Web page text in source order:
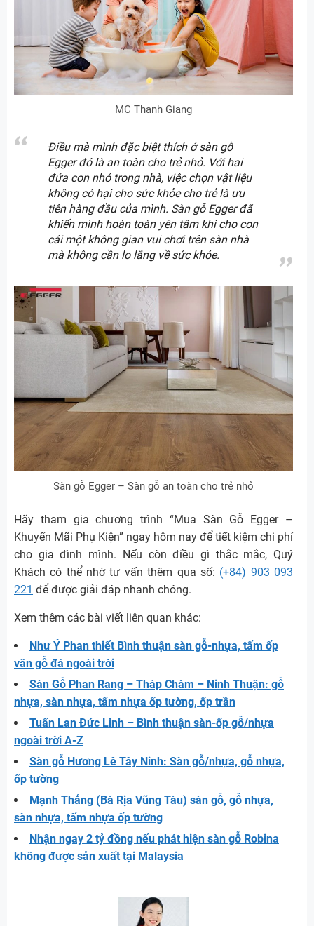
MC Thanh Giang
Điều mà mình đặc biệt thích ở sàn gỗ
Egger đó là an toàn cho trẻ nhỏ. Với hai
đứa con nhỏ trong nhà, việc chọn vật liệu
không có hại cho sức khỏe cho trẻ là ưu
tiên hàng đầu của mình. Sàn gỗ Egger đã
khiến mình hoàn toàn yên tâm khi cho con
cái một không gian vui chơi trên sàn nhà
mà không cần lo lắng về sức khỏe.
Sàn gỗ Egger – Sàn gỗ an toàn cho trẻ nhỏ
Hãy tham gia chương trình “Mua Sàn Gỗ Egger –
Khuyến Mãi Phụ Kiện” ngay hôm nay để tiết kiệm chi phí
cho gia đình mình. Nếu còn điều gì thắc mắc, Quý
Khách có thể nhờ tư vấn thêm qua số: (+84) 903 093
221 để được giải đáp nhanh chóng.
Xem thêm các bài viết liên quan khác:
Như Ý Phan thiết Bình thuận sàn gỗ-nhựa, tấm ốp
vân gỗ đá ngoài trời
Sàn Gỗ Phan Rang – Tháp Chàm – Ninh Thuận: gỗ
nhựa, sàn nhựa, tấm nhựa ốp tường, ốp trần
Tuấn Lan Đức Linh – Bình thuận sàn-ốp gỗ/nhựa
ngoài trời A-Z
Sàn gỗ Hương Lê Tây Ninh: Sàn gỗ/nhựa, gỗ nhựa,
ốp tường
Mạnh Thắng (Bà Rịa Vũng Tàu) sàn gỗ, gỗ nhựa,
sàn nhựa, tấm nhựa ốp tường
Nhận ngay 2 tỷ đồng nếu phát hiện sàn gỗ Robina
không được sản xuất tại Malaysia